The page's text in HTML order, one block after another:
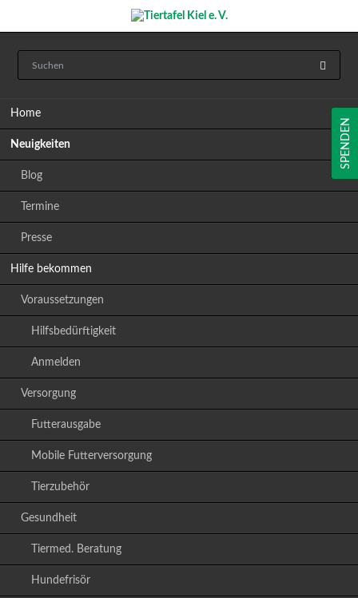
Home
Neuigkeiten
Blog
Termine
Presse
Hilfe bekommen
Voraussetzungen
Hilfsbedürftigkeit
Anmelden
Versorgung
Futterausgabe
Mobile Futterversorgung
Tierzubehör
Gesundheit
Tiermed. Beratung
Hundefrisör
SPENDEN